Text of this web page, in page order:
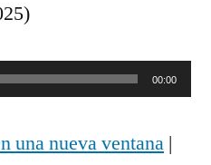
00:00
una nueva ventana |